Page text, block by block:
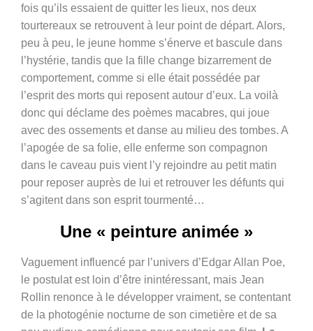
fois qu’ils essaient de quitter les lieux, nos deux
tourtereaux se retrouvent à leur point de départ. Alors,
peu à peu, le jeune homme s’énerve et bascule dans
l’hystérie, tandis que la fille change bizarrement de
comportement, comme si elle était possédée par
l’esprit des morts qui reposent autour d’eux. La voilà
donc qui déclame des poèmes macabres, qui joue
avec des ossements et danse au milieu des tombes. A
l’apogée de sa folie, elle enferme son compagnon
dans le caveau puis vient l’y rejoindre au petit matin
pour reposer auprès de lui et retrouver les défunts qui
s’agitent dans son esprit tourmenté…
Une « peinture animée »
Vaguement influencé par l’univers d’Edgar Allan Poe,
le postulat est loin d’être inintéressant, mais Jean
Rollin renonce à le développer vraiment, se contentant
de la photogénie nocturne de son cimetière et de sa